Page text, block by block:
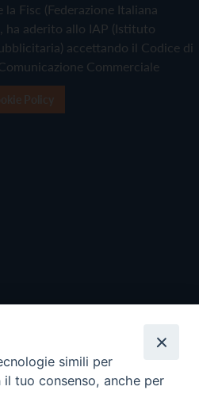
Fisc (Federazione Italiana
ha aderito allo IAP (Istituto
accettando il Codice di
Commerciale
simili per
tuo consenso, anche per